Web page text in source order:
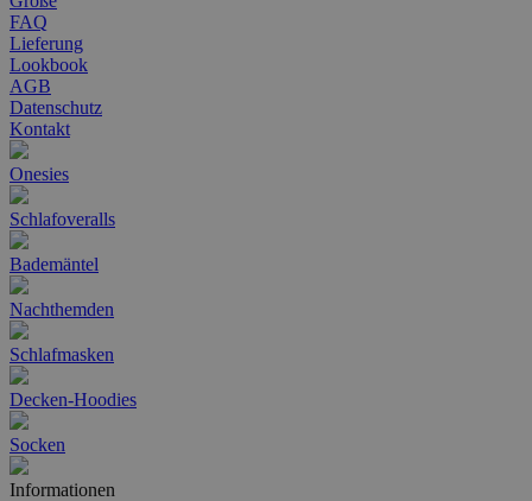
FAQ
Lieferung
Lookbook
AGB
Datenschutz
Kontakt
Onesies
Schlafoveralls
Bademäntel
Nachthemden
Schlafmasken
Decken-Hoodies
Socken
Informationen